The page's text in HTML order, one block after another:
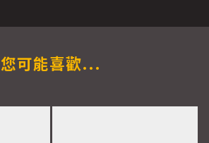
您可能喜歡...